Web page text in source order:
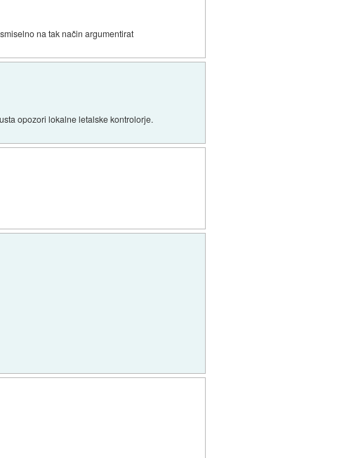
na tak način argumentirat
opozori lokalne letalske kontrolorje.